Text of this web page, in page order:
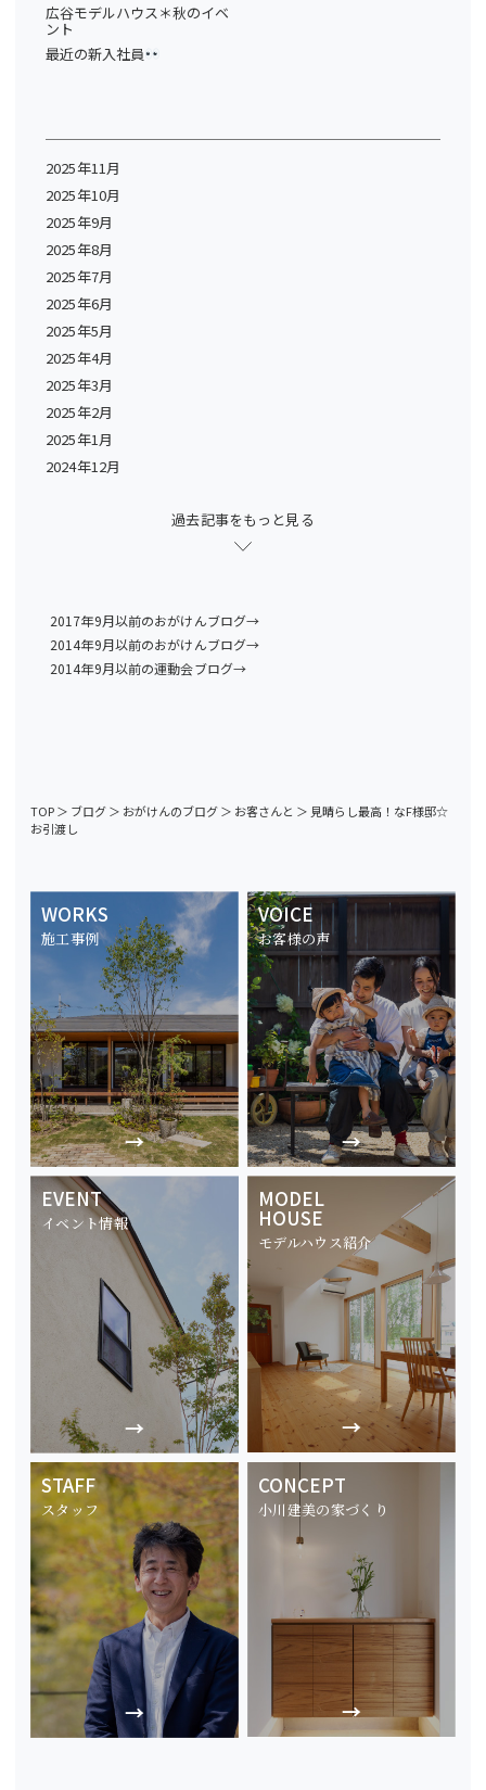
広谷モデルハウス＊秋のイベ
ント
最近の新入社員
2025年11月
2025年10月
2025年9月
2025年8月
2025年7月
2025年6月
2025年5月
2025年4月
2025年3月
2025年2月
2025年1月
2024年12月
過去記事をもっと見る
2017年9月以前のおがけんブログ→
2014年9月以前のおがけんブログ→
2014年9月以前の運動会ブログ→
TOP＞ ブログ＞ おがけんのブログ＞ お客さんと ＞ 見晴らし最高！なF様邸☆
お引渡し
WORKS
施工事例
VOICE
お客様の声
EVENT
イベント情報
MODEL
HOUSE
モデルハウス紹介
STAFF
スタッフ
CONCEPT
小川建美の家づくり